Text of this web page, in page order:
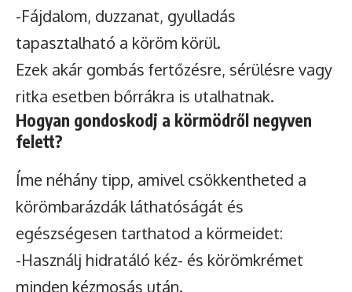
-Fájdalom, duzzanat, gyulladás
tapasztalható a köröm körül.
Ezek akár gombás fertőzésre, sérülésre vagy
ritka esetben bőrrákra is utalhatnak.
Hogyan gondoskodj a körmödről negyven
felett?
Íme néhány tipp, amivel csökkentheted a
körömbarázdák láthatóságát és
egészségesen tarthatod a körmeidet:
-Használj hidratáló kéz- és körömkrémet
minden kézmosás után.